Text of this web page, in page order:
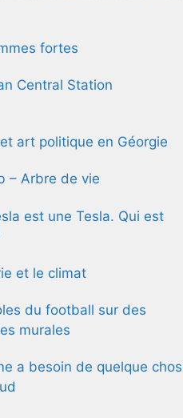
fortes
Central Station
art politique en Géorgie
– Arbre de vie
est une Tesla. Qui est
et le climat
du football sur des
murales
a besoin de quelque